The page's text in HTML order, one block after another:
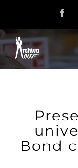
contenido
Bond